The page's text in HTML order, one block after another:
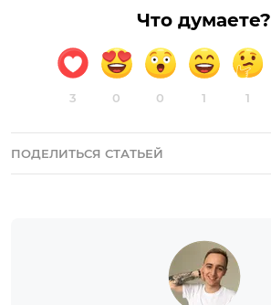
Что думаете?
3 0 0 1 1
ПОДЕЛИТЬСЯ СТАТЬЕЙ